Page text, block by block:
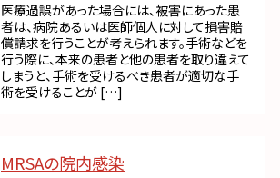
医療過誤があった場合には、被害にあった患
者は、病院あるいは医師個人に対して損害賠
償請求を行うことが考えられます。手術などを
行う際に、本来の患者と他の患者を取り違えて
しまうと、手術を受けるべき患者が適切な手
術を受けることが […]
MRSAの院内感染